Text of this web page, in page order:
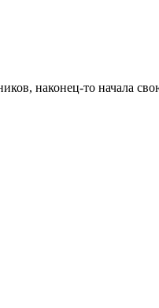
наконец-то начала